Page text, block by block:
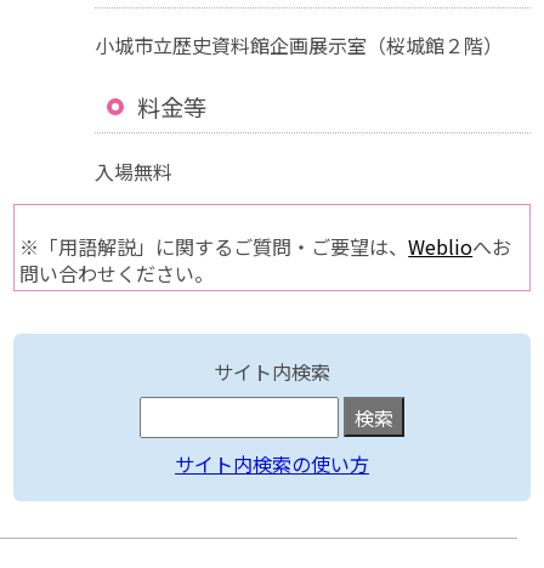
小城市立歴史資料館企画展示室（桜城館２階）
料金等
入場無料
※「用語解説」に関するご質問・ご要望は、Weblioへお
問い合わせください。
サイト内検索
サイト内検索の使い方